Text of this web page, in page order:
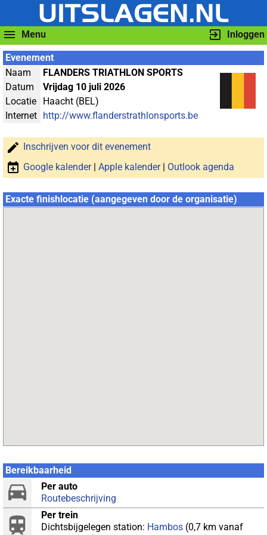
Menu Inloggen
Evenement
Naam
FLANDERS TRIATHLON SPORTS
Datum
Vrijdag 10 juli 2026
Locatie
Haacht (BEL)
Internet http://www.flanderstrathlonsports.be
Inschrijven voor dit evenement
Google kalender| Apple kalender| Outlook agenda
Exacte finishlocatie (aangegeven door de organisatie)
Bereikbaarheid
Per auto
Routebeschrijving
Per trein
Dichtsbijgelegen station: Hambos (0,7 km vanaf